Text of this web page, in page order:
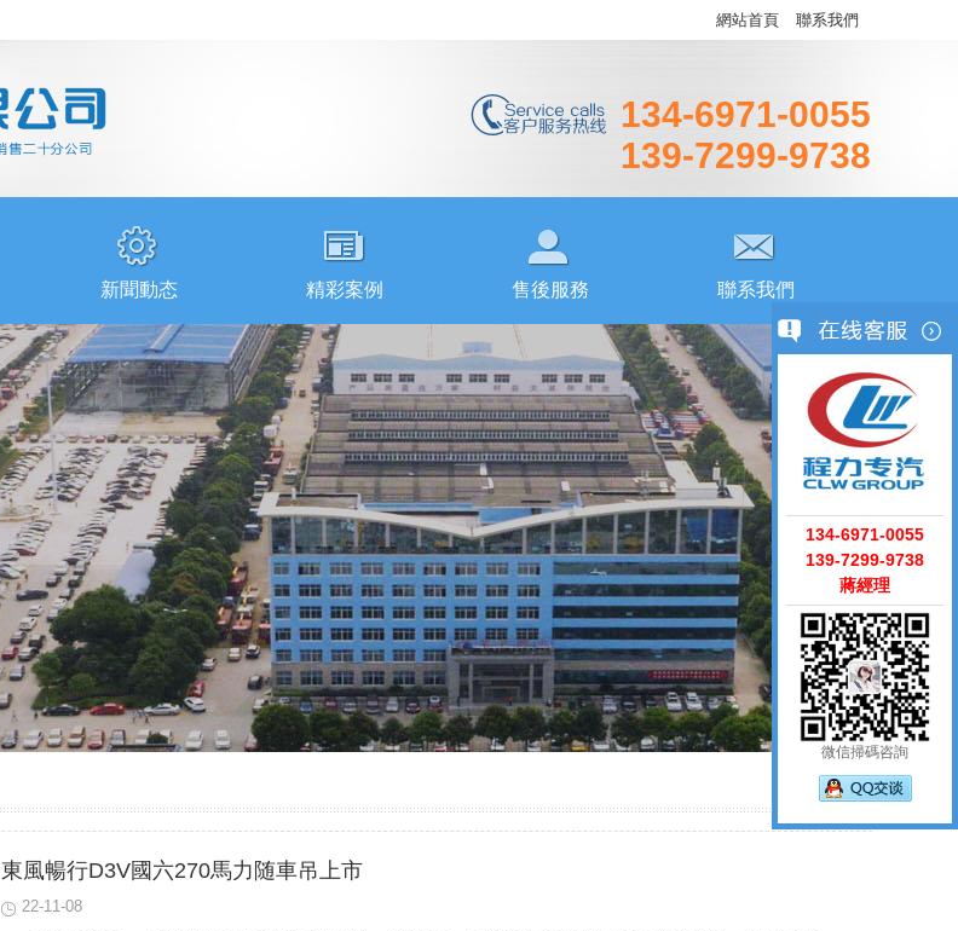
網站首頁 聯系我們
134-6971-0055
139-7299-9738
新聞動态 精彩案例 售後服務 聯系我們
東風暢行D3V國六270馬力随車吊上市
22-11-08
134-6971-0055
139-7299-9738
蔣經理
微信掃碼咨詢